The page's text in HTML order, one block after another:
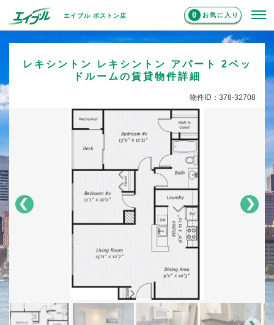
エイブル ボストン店 0 お気に入り
レキシントン レキシントン アパート 2ベッ
ドルームの賃貸物件詳細
物件ID：378-32708